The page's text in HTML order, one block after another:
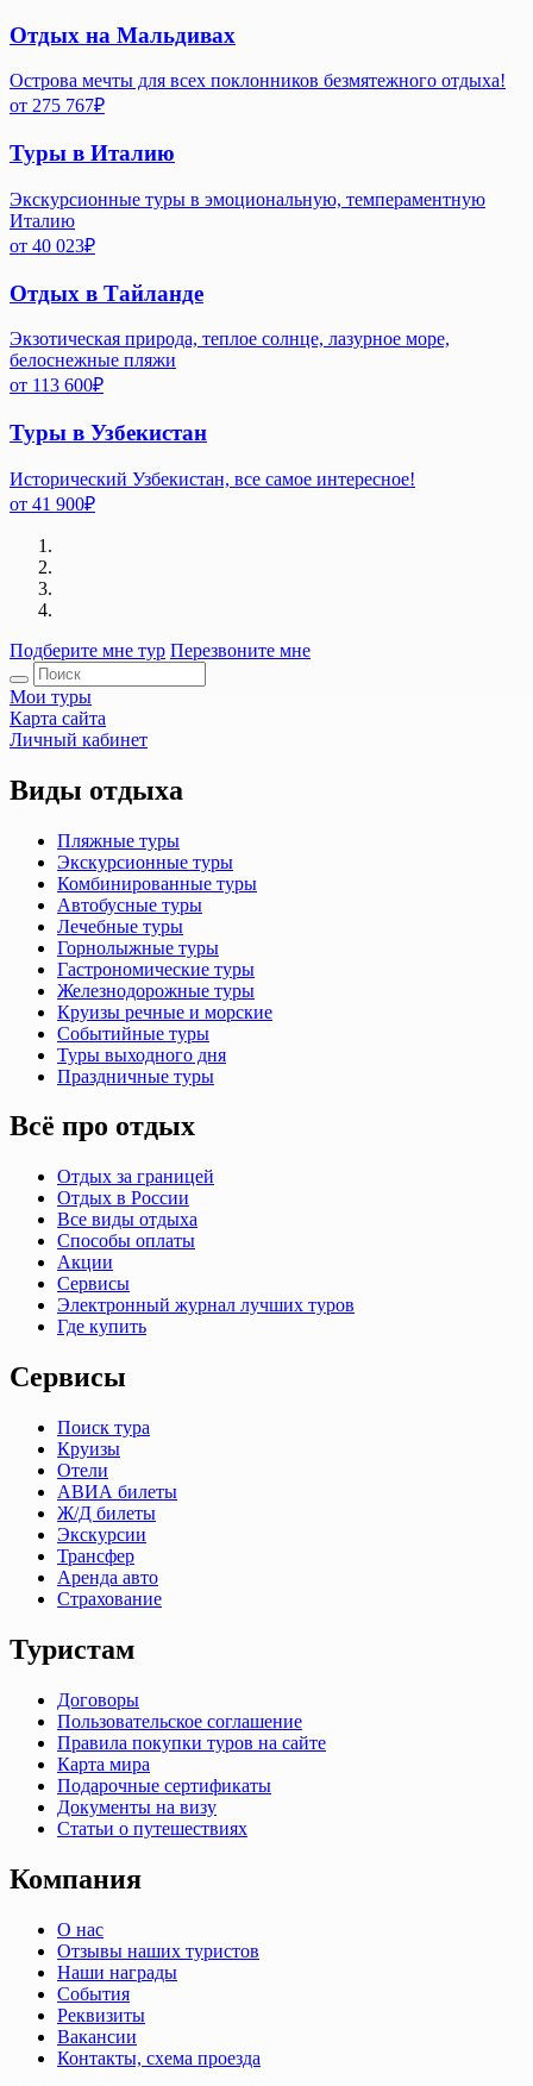
Отдых на Мальдивах
Острова мечты для всех поклонников безмятежного отдыха!
от 275 767₽
Туры в Италию
Экскурсионные туры в эмоциональную, темпераментную
Италию
от 40 023₽
Отдых в Тайланде
Экзотическая природа, теплое солнце, лазурное море,
белоснежные пляжи
от 113 600₽
Туры в Узбекистан
Исторический Узбекистан, все самое интересное!
от 41 900₽
Подберите мне тур Перезвоните мне
Мои туры
Карта сайта
Личный кабинет
Виды отдыха
Пляжные туры
Экскурсионные туры
Комбинированные туры
Автобусные туры
Лечебные туры
Горнолыжные туры
Гастрономические туры
Железнодорожные туры
Круизы речные и морские
Событийные туры
Туры выходного дня
Праздничные туры
Всё про отдых
Отдых за границей
Отдых в России
Все виды отдыха
Способы оплаты
Акции
Сервисы
Электронный журнал лучших туров
Где купить
Сервисы
Поиск тура
Круизы
Отели
АВИА билеты
Ж/Д билеты
Экскурсии
Трансфер
Аренда авто
Страхование
Туристам
Договоры
Пользовательское соглашение
Правила покупки туров на сайте
Карта мира
Подарочные сертификаты
Документы на визу
Статьи о путешествиях
Компания
О нас
Отзывы наших туристов
Наши награды
События
Реквизиты
Вакансии
Контакты, схема проезда